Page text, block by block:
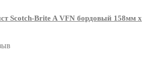
Scotch-Brite A VFN бордовый 158мм х